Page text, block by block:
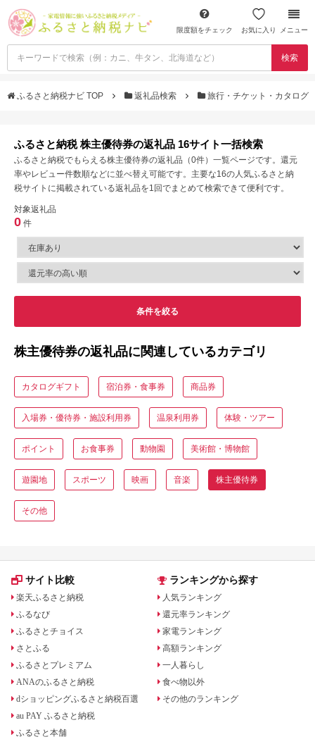
限度額をチェック お気に入り メニュー
検索
ふるさと納税ナビ TOP 返礼品検索 旅行・チケット・カタログ
ふるさと納税 株主優待券の返礼品 16サイト一括検索
ふるさと納税でもらえる株主優待券の返礼品（0件）一覧ページです。還元
率やレビュー件数順などに並べ替え可能です。主要な16の人気ふるさと納
税サイトに掲載されている返礼品を1回でまとめて検索できて便利です。
対象返礼品
0 件
条件を絞る
株主優待券の返礼品に関連しているカテゴリ
カタログギフト 宿泊券・食事券 商品券
入場券・優待券・施設利用券 温泉利用券 体験・ツアー
ポイント お食事券 動物園 美術館・博物館
遊園地 スポーツ 映画 音楽 株主優待券
その他
サイト比較
楽天ふるさと納税
ふるなび
ふるさとチョイス
さとふる
ふるさとプレミアム
ANAのふるさと納税
dショッピングふるさと納税百選
au PAY ふるさと納税
ふるさと本舗
ランキングから探す
人気ランキング
還元率ランキング
家電ランキング
高額ランキング
一人暮らし
食べ物以外
その他のランキング